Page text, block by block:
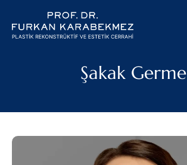
Şakak Germe